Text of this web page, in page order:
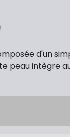
d'un
peau intègre